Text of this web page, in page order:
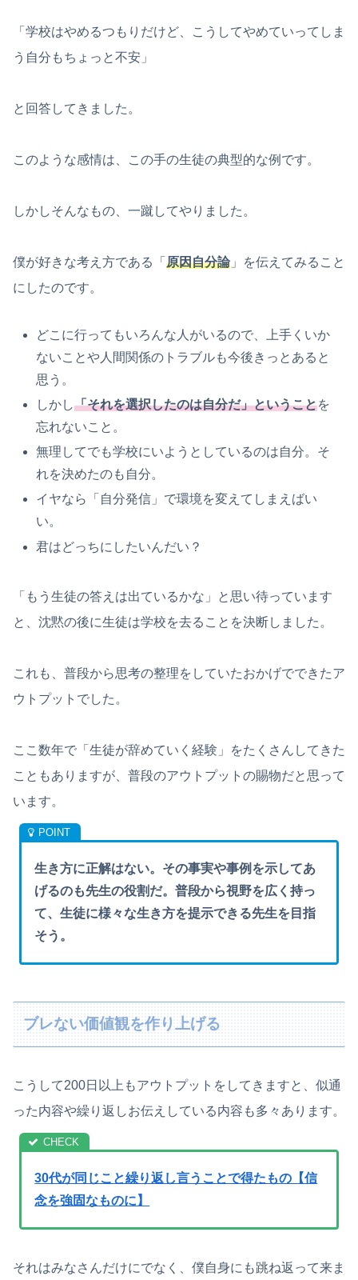
「学校はやめるつもりだけど、こうしてやめていってしま
う自分もちょっと不安」
と回答してきました。
このような感情は、この手の生徒の典型的な例です。
しかしそんなもの、一蹴してやりました。
僕が好きな考え方である「 原因自分論」を伝えてみること
にしたのです。
どこに行ってもいろんな人がいるので、上手くいか
ないことや人間関係のトラブルも今後きっとあると
思う。
しかし「それを選択したのは自分だ」ということを
忘れないこと。
無理してでも学校にいようとしているのは自分。そ
れを決めたのも自分。
イヤなら「自分発信」で環境を変えてしまえばい
い。
君はどっちにしたいんだい？
「もう生徒の答えは出ているかな」と思い待っています
と、沈黙の後に生徒は学校を去ることを決断しました。
これも、普段から思考の整理をしていたおかげでできたア
ウトプットでした。
ここ数年で「生徒が辞めていく経験」をたくさんしてきた
こともありますが、普段のアウトプットの賜物だと思って
います。
生き方に正解はない。その事実や事例を示してあ
げるのも先生の役割だ。普段から視野を広く持っ
て、生徒に様々な生き方を提示できる先生を目指
そう。
ブレない価値観を作り上げる
こうして200日以上もアウトプットをしてきますと、似通
った内容や繰り返しお伝えしている内容も多々あります。
30代が同じこと繰り返し言うことで得たもの【信
念を強固なものに】
それはみなさんだけにでなく、僕自身にも跳ね返って来ま